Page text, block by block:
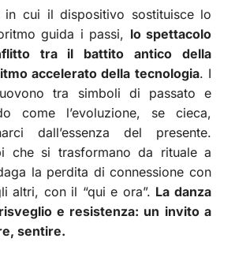
in cui il dispositivo sostituisce lo
guida i passi, lo spettacolo
tra il battito antico della
accelerato della tecnologia. I
tra simboli di passato e
come l’evoluzione, se cieca,
dall’essenza del presente.
che si trasformano da rituale a
la perdita di connessione con
altri, con il “qui e ora”. La danza
e resistenza: un invito a
sentire.